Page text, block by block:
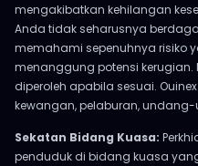
mengakibatkan kehilangan
Anda tidak seharusnya
memahami sepenuhnya risiko
menanggung potensi kerugian.
diperoleh apabila sesuai.
kewangan, pelaburan,
Sekatan Bidang Kuasa:
penduduk di bidang kuasa